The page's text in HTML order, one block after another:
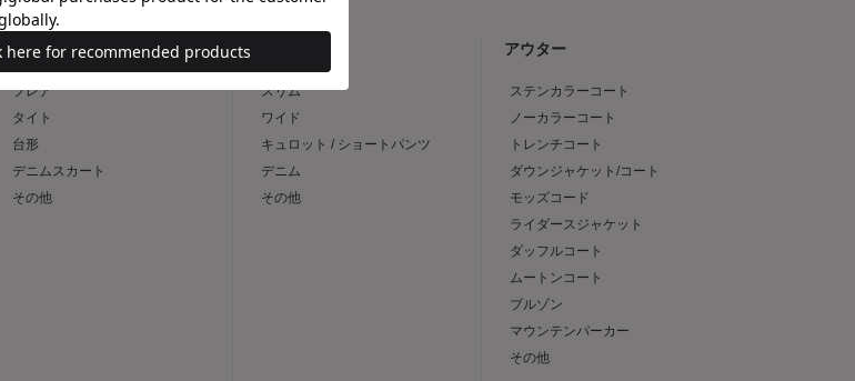
スカート
フレア
タイト
台形
デニムスカート
その他
スリム
ワイド
キュロット / ショートパンツ
デニム
その他
アウター
ステンカラーコート
ノーカラーコート
トレンチコート
ダウンジャケット/コート
モッズコード
ライダースジャケット
ダッフルコート
ムートンコート
ブルゾン
マウンテンパーカー
その他